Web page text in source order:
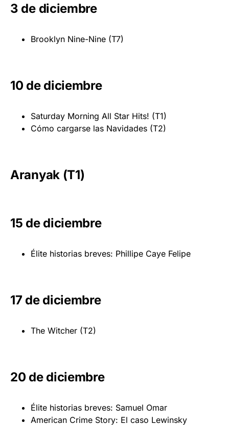
3 de diciembre
Brooklyn Nine-Nine (T7)
10 de diciembre
Saturday Morning All Star Hits! (T1)
Cómo cargarse las Navidades (T2)
Aranyak (T1)
15 de diciembre
Élite historias breves: Phillipe Caye Felipe
17 de diciembre
The Witcher (T2)
20 de diciembre
Élite historias breves: Samuel Omar
American Crime Story: El caso Lewinsky